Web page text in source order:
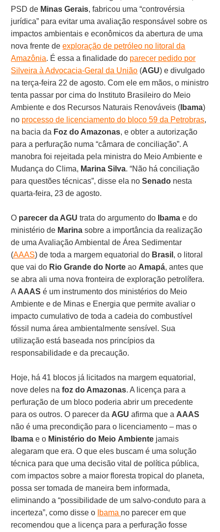
PSD de Minas Gerais, fabricou uma “controvérsia
jurídica” para evitar uma avaliação responsável sobre os
impactos ambientais e econômicos da abertura de uma
nova frente deexploração de petróleo no litoral da
Amazônia. É essa a finalidade do parecer pedido por
Silveira à Advocacia-Geral da União (AGU) e divulgado
na terça-feira 22 de agosto. Com ele em mãos, o ministro
tenta passar por cima do Instituto Brasileiro do Meio
Ambiente e dos Recursos Naturais Renováveis ( Ibama)
no processo de licenciamento do bloco 59 da Petrobras,
na bacia da Foz do Amazonas, e obter a autorização
para a perfuração numa “câmara de conciliação”. A
manobra foi rejeitada pela ministra do Meio Ambiente e
Mudança do Clima, Marina Silva. “Não há conciliação
para questões técnicas”, disse ela noSenado nesta
quarta-feira, 23 de agosto.
O parecer da AGU trata do argumento do Ibama e do
ministério de Marina sobre a importância da realização
de uma Avaliação Ambiental de Área Sedimentar
(AAAS) de toda a margem equatorial do Brasil , o litoral
que vai do Rio Grande do Norte ao Amapá, antes que
se abra ali uma nova fronteira de exploração petrolífera.
A AAAS é um instrumento dos ministérios do Meio
Ambiente e de Minas e Energia que permite avaliar o
impacto cumulativo de toda a cadeia do combustível
fóssil numa área ambientalmente sensível. Sua
utilização está baseada nos princípios da
responsabilidade e da precaução.
Hoje, há 41 blocos já licitados na margem equatorial,
nove deles nafoz do Amazonas. A licença para a
perfuração de um bloco poderia abrir um precedente
para os outros. O parecer da AGU afirma que a AAAS
não é uma precondição para o licenciamento – mas o
Ibama e o Ministério do Meio Ambiente jamais
alegaram que era. O que eles buscam é uma solução
técnica para que uma decisão vital de política pública,
com impactos sobre a maior floresta tropical do planeta,
possa ser tomada de maneira bem informada,
eliminando a “possibilidade de um salvo-conduto para a
incerteza”, como disse o Ibama no parecer em que
recomendou que a licença para a perfuração fosse